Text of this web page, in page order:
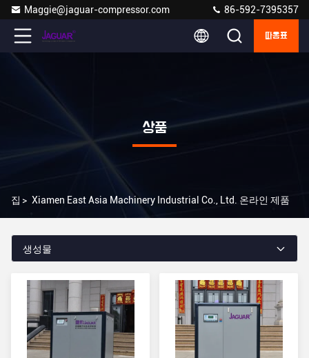
Maggie@jaguar-compressor.com 86-592-7395357
따옴표
상품
집 > Xiamen East Asia Machinery Industrial Co., Ltd. 온라인 제품
생성물